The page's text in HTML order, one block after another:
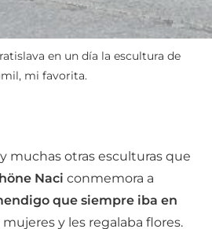
en un día la escultura de
mi favorita.
muchas otras esculturas que
Naci conmemora a
que siempre iba en
mujeres y les regalaba flores.